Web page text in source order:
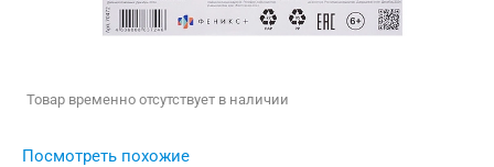
Товар временно отсутствует в наличии
Посмотреть похожие